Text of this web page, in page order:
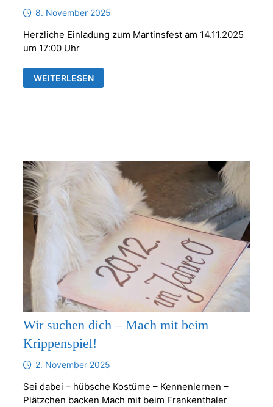
8. November 2025
Herzliche Einladung zum Martinsfest am 14.11.2025
um 17:00 Uhr
MARTINSFEST
MIT
WEITERLESEN
Wir suchen dich – Mach mit beim
Krippenspiel!
2. November 2025
Sei dabei – hübsche Kostüme – Kennenlernen –
Plätzchen backen Mach mit beim Frankenthaler